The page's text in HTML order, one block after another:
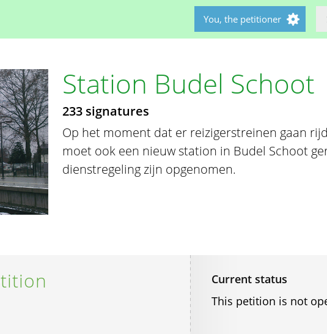
You, the petitioner
Station Budel Schoot
233 signatures
Op het moment dat er reizigerstreinen gaan
moet ook een nieuw station in Budel Schoot
dienstregeling zijn opgenomen.
Current status
This petition is not